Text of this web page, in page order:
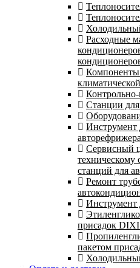
Расходные
Компоненты
Станции
Инструмент
Сервисный
станций для
Ремонт
Инструмент
присадок
пакетом